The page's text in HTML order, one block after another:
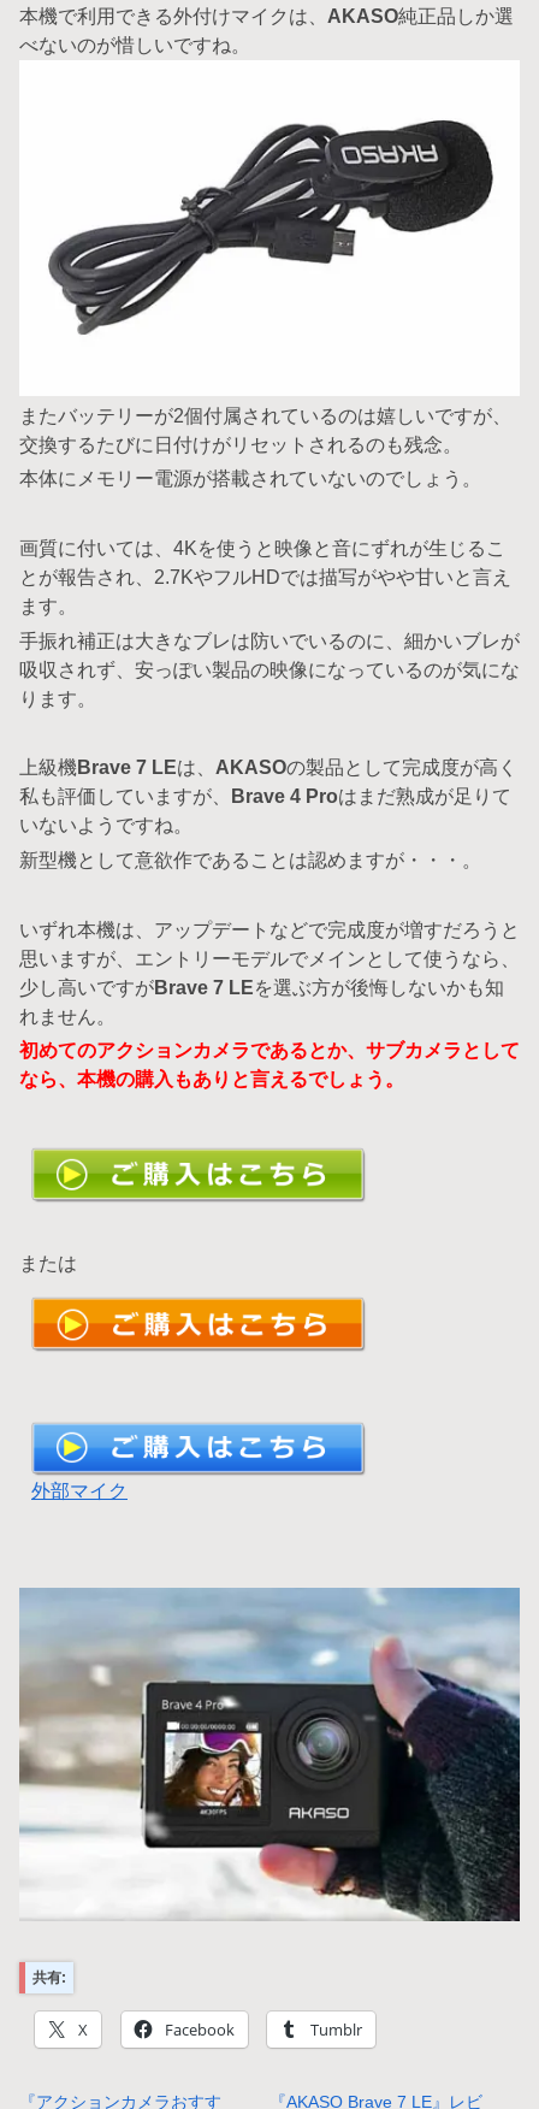
本機で利用できる外付けマイクは、 AKASO純正品しか選
べないのが惜しいですね。
またバッテリーが2個付属されているのは嬉しいですが、
交換するたびに日付けがリセットされるのも残念。
本体にメモリー電源が搭載されていないのでしょう。
画質に付いては、4Kを使うと映像と音にずれが生じるこ
とが報告され、2.7KやフルHDでは描写がやや甘いと言え
ます。
手振れ補正は大きなブレは防いでいるのに、細かいブレが
吸収されず、安っぽい製品の映像になっているのが気にな
ります。
上級機Brave 7 LEは、 AKASOの製品として完成度が高く
私も評価していますが、
Brave 4 Proはまだ熟成が足りて
いないようですね。
新型機として意欲作であることは認めますが・・・。
いずれ本機は、アップデートなどで完成度が増すだろうと
思いますが、エントリーモデルでメインとして使うなら、
少し高いですがBrave 7 LEを選ぶ方が後悔しないかも知
れません。
初めてのアクションカメラであるとか、サブカメラとして
なら、本機の購入もありと言えるでしょう。
または
外部マイク
共有:
X Facebook Tumblr
『アクションカメラおすす 『AKASO Brave 7 LE』レビ